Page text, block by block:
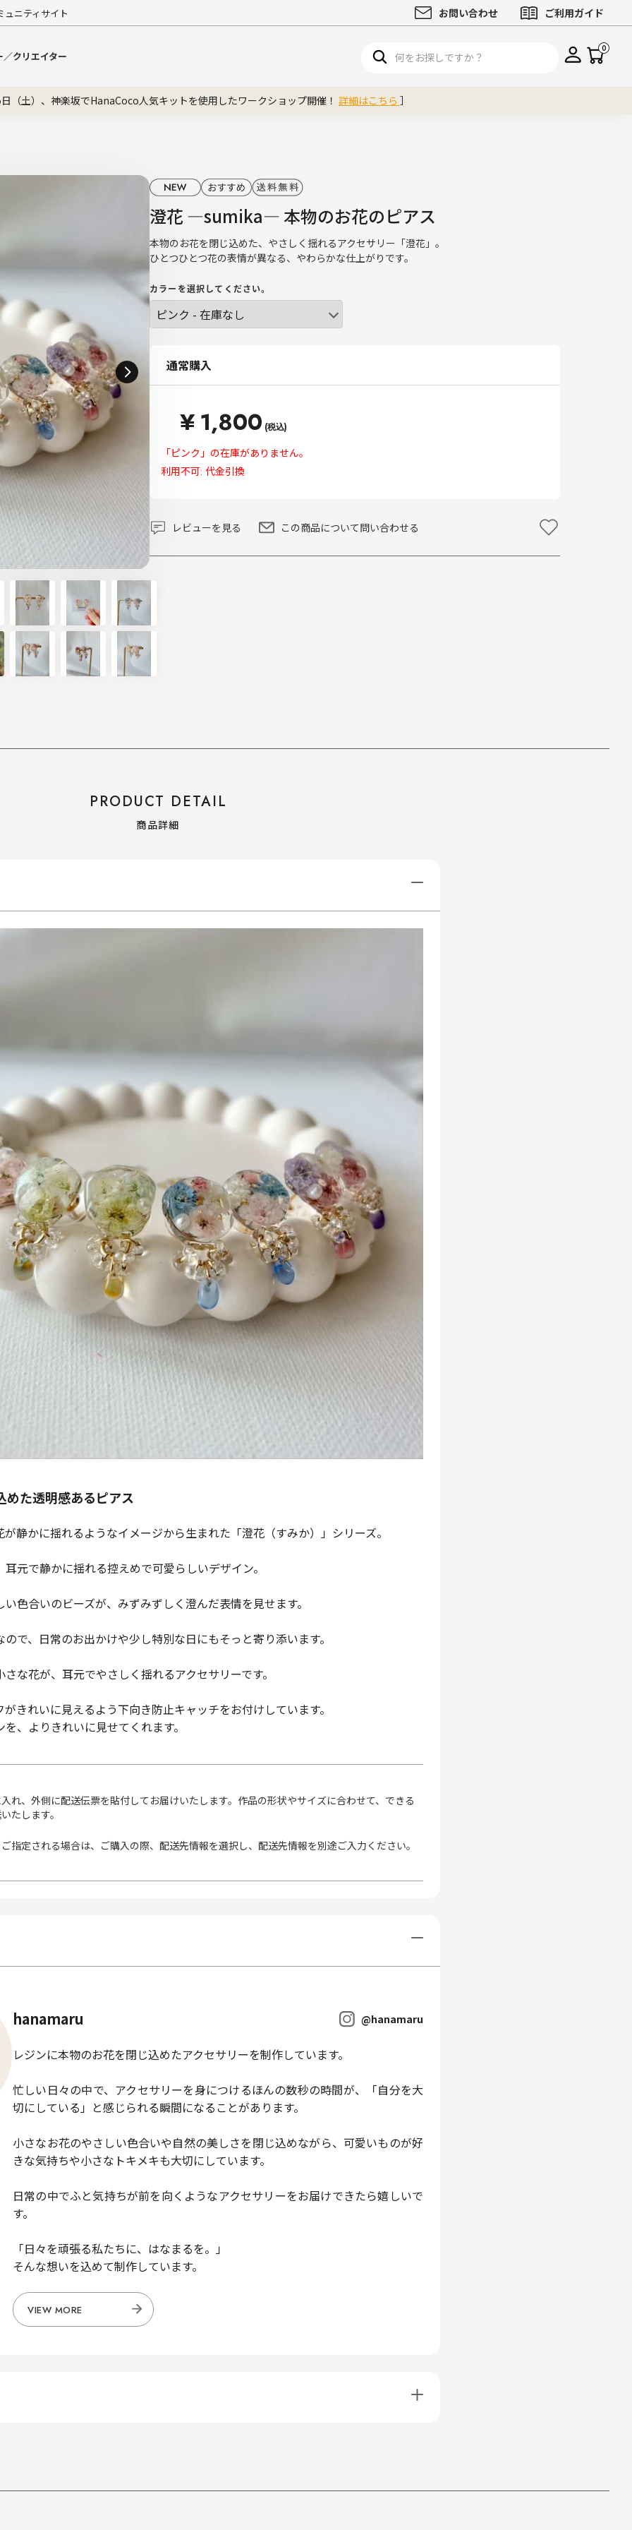
ニティサイト お問い合わせ ご利用ガイド
クリエイター
0
（土）、神楽坂でHanaCoco人気キットを使用したワークショップ開催！ 詳細はこちら ］
澄花 ―sumika― 本物のお花のピアス
本物のお花を閉じ込めた、やさしく揺れるアクセサリー「澄花」。
ひとつひとつ花の表情が異なる、やわらかな仕上がりです。
カラーを選択してください。
通常購入
¥1,800 (税込)
「ピンク」の在庫がありません。
利用不可: 代金引換
レビューを見る この商品について問い合わせる
PRODUCT DETAIL
商品詳細
めた透明感あるピアス
静かに揺れるようなイメージから生まれた「澄花（すみか）」シリーズ。
元で静かに揺れる控えめで可愛らしいデザイン。
色合いのビーズが、みずみずしく澄んだ表情を見せます。
で、日常のお出かけや少し特別な日にもそっと寄り添います。
な花が、耳元でやさしく揺れるアクセサリーです。
きれいに見えるよう下向き防止キャッチをお付けしています。
、よりきれいに見せてくれます。
れ、外側に配送伝票を貼付してお届けいたします。作品の形状やサイズに合わせて、できる
たします。
指定される場合は、ご購入の際、配送先情報を選択し、配送先情報を別途ご入力ください。
hanamaru @hanamaru
レジンに本物のお花を閉じ込めたアクセサリーを制作しています。
忙しい日々の中で、アクセサリーを身につけるほんの数秒の時間が、「自分を大
切にしている」と感じられる瞬間になることがあります。
小さなお花のやさしい色合いや自然の美しさを閉じ込めながら、可愛いものが好
きな気持ちや小さなトキメキも大切にしています。
日常の中でふと気持ちが前を向くようなアクセサリーをお届けできたら嬉しいで
す。
「日々を頑張る私たちに、はなまるを。」
そんな想いを込めて制作しています。
VIEW MORE